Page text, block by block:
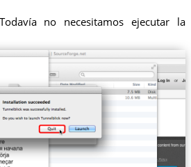
no necesitamos ejecutar la